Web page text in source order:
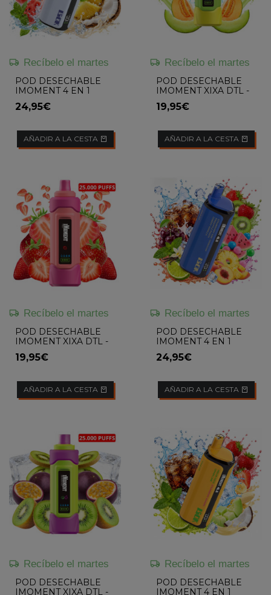
Recíbelo el martes
POD DESECHABLE
IMOMENT 4 EN 1
(MELON MOJITO /
PIÑA COLADA /
MOJITO / PINK...
24,95€
AÑADIR A LA CESTA
Recíbelo el martes
POD DESECHABLE
IMOMENT XIXA DTL -
TRIPLE MELON
19,95€
AÑADIR A LA CESTA
Recíbelo el martes
POD DESECHABLE
IMOMENT XIXA DTL -
FRESA
19,95€
AÑADIR A LA CESTA
Recíbelo el martes
POD DESECHABLE
IMOMENT 4 EN 1
(STRAWBERRY KIWI /
WATERMELON
PINEAPPLE PEACH...
24,95€
AÑADIR A LA CESTA
Recíbelo el martes
POD DESECHABLE
IMOMENT XIXA DTL -
Recíbelo el martes
POD DESECHABLE
IMOMENT 4 EN 1